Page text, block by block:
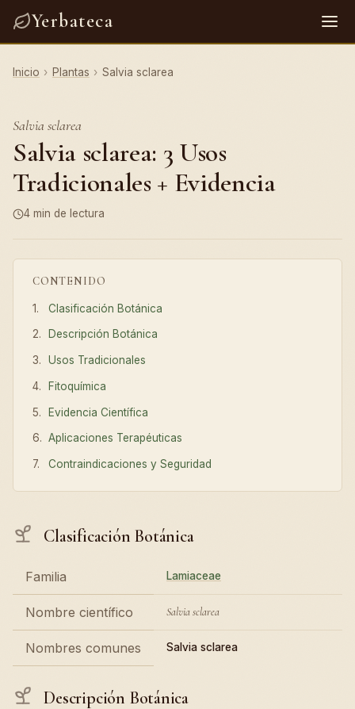
Yerbateca
Inicio › Plantas › Salvia sclarea
Salvia sclarea
Salvia sclarea: 3 Usos
Tradicionales + Evidencia
4 min de lectura
CONTENIDO
Clasificación Botánica
Descripción Botánica
Usos Tradicionales
Fitoquímica
Evidencia Científica
Aplicaciones Terapéuticas
Contraindicaciones y Seguridad
Clasificación Botánica
Familia Lamiaceae
Nombre científico Salvia sclarea
Nombres comunes Salvia sclarea
Descripción Botánica